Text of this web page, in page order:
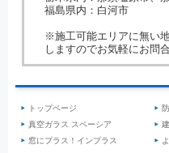
福島県内：白河市
※施工可能エリアに無い
しますのでお気軽にお問
トップページ
真空ガラス スペーシア
窓にプラス！インプラス